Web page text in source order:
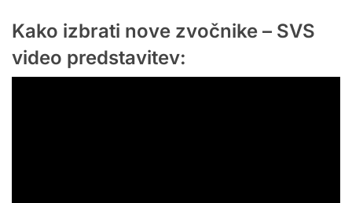
Kako izbrati nove zvočnike – SVS
video predstavitev: